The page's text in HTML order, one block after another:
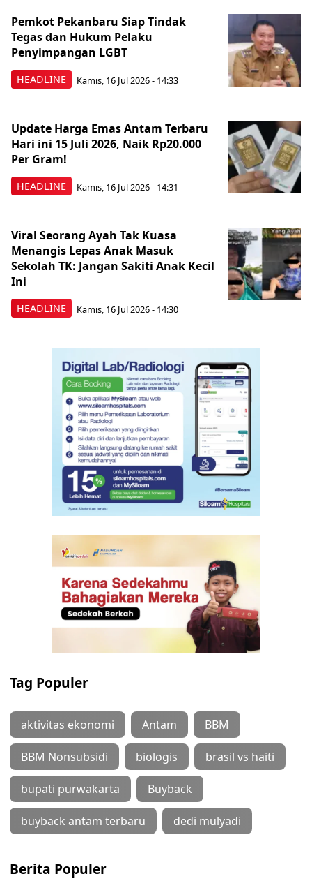
HEADLINE
Pemkot Pekanbaru Siap Tindak
Tegas dan Hukum Pelaku
Penyimpangan LGBT
Kamis, 16 Jul 2026 - 14:33
HEADLINE
Update Harga Emas Antam Terbaru
Hari ini 15 Juli 2026, Naik Rp20.000
Per Gram!
Kamis, 16 Jul 2026 - 14:31
HEADLINE
Viral Seorang Ayah Tak Kuasa
Menangis Lepas Anak Masuk
Sekolah TK: Jangan Sakiti Anak Kecil
Ini
Kamis, 16 Jul 2026 - 14:30
Tag Populer
aktivitas ekonomi Antam BBM
BBM Nonsubsidi biologis brasil vs haiti
bupati purwakarta Buyback
buyback antam terbaru dedi mulyadi
Berita Populer